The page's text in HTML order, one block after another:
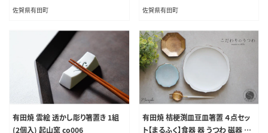
め ハレの日 zd008
佐賀県有田町
ハレの日 zd009
佐賀県有田町
有田焼 雲絵 透かし彫り箸置き 1組
(2個入) 起山窯 co006
有田焼 桔梗渕皿豆皿箸置 ４点セッ
ト【まるふく】食器 器 うつわ 磁器 陶